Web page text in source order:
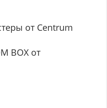
от Centrum
BOX от